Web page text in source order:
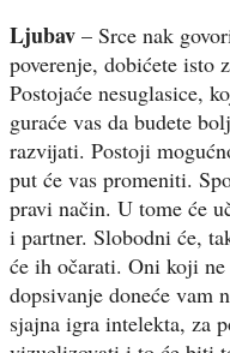
Ljubav – Srce nak
poverenje, dobićete isto
Postojaće nesuglasice,
guraće vas da budete
razvijati. Postoji
put će vas promeniti.
pravi način. U tome će
i partner. Slobodni će,
će ih očarati. Oni koji
dopsivanje doneće vam
sjajna igra intelekta, za